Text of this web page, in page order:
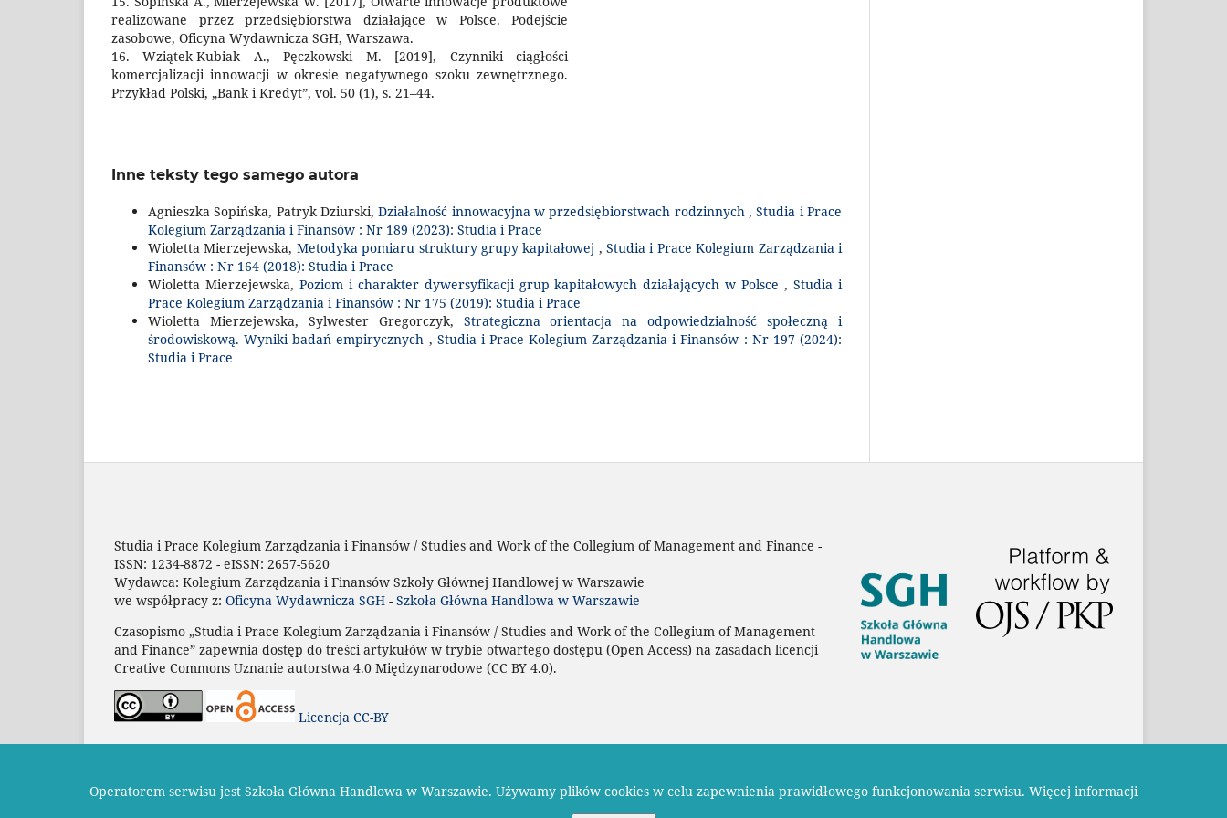
realizowane przez przedsiębiorstwa działające w Polsce. Podejście
zasobowe, Oficyna Wydawnicza SGH, Warszawa.
16. Wziątek-Kubiak A., Pęczkowski M. [2019], Czynniki ciągłości
komercjalizacji innowacji w okresie negatywnego szoku zewnętrznego.
Przykład Polski, „Bank i Kredyt”, vol. 50 (1), s. 21–44.
Inne teksty tego samego autora
Agnieszka Sopińska, Patryk Dziurski,Działalność innowacyjna w przedsiębiorstwach rodzinnych,Studia i Prace
Kolegium Zarządzania i Finansów : Nr 189 (2023): Studia i Prace
Wioletta Mierzejewska, Metodyka pomiaru struktury grupy kapitałowej ,Studia i Prace Kolegium Zarządzania i
Finansów : Nr 164 (2018): Studia i Prace
Wioletta Mierzejewska, Poziom i charakter dywersyfikacji grup kapitałowych działających w Polsce,Studia i
Prace Kolegium Zarządzania i Finansów : Nr 175 (2019): Studia i Prace
Wioletta Mierzejewska, Sylwester Gregorczyk, Strategiczna orientacja na odpowiedzialność społeczną i
środowiskową. Wyniki badań empirycznych , Studia i Prace Kolegium Zarządzania i Finansów : Nr 197 (2024):
Studia i Prace
Studia i Prace Kolegium Zarządzania i Finansów / Studies and Work of the Collegium of Management and Finance -
ISSN: 1234-8872 - eISSN: 2657-5620
Wydawca: Kolegium Zarządzania i Finansów Szkoły Głównej Handlowej w Warszawie
we współpracy z: Oficyna Wydawnicza SGH - Szkoła Główna Handlowa w Warszawie
Czasopismo „Studia i Prace Kolegium Zarządzania i Finansów / Studies and Work of the Collegium of Management
and Finance” zapewnia dostęp do treści artykułów w trybie otwartego dostępu (Open Access) na zasadach licencji
Creative Commons Uznanie autorstwa 4.0 Międzynarodowe (CC BY 4.0).
Licencja CC-BY
Operatorem serwisu jest Szkoła Główna Handlowa w Warszawie. Używamy plików cookies w celu zapewnienia prawidłowego funkcjonowania serwisu. Więcej informacji